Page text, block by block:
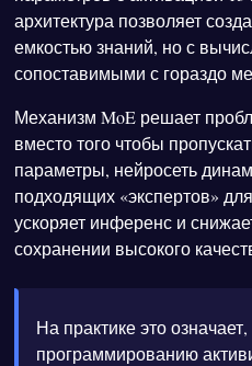
архитектура позволяет
емкостью знаний, но с
сопоставимыми с гораздо
Механизм MoE решает
вместо того чтобы
параметры, нейросеть
подходящих «экспертов»
ускоряет инференс и
сохранении высокого
На практике это
программированию